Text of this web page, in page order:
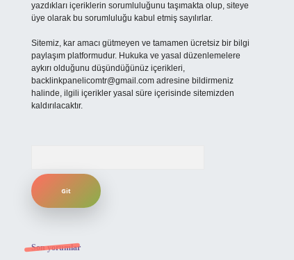
yazdıkları içeriklerin sorumluluğunu taşımakta olup, siteye
üye olarak bu sorumluluğu kabul etmiş sayılırlar.
Sitemiz, kar amacı gütmeyen ve tamamen ücretsiz bir bilgi
paylaşım platformudur. Hukuka ve yasal düzenlemelere
aykırı olduğunu düşündüğünüz içerikleri,
backlinkpanelicomtr@gmail.comadresine bildirmeniz
halinde, ilgili içerikler yasal süre içerisinde sitemizden
kaldırılacaktır.
Son yorumlar